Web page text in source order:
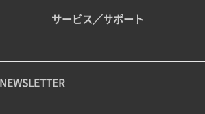
サービス／サポート